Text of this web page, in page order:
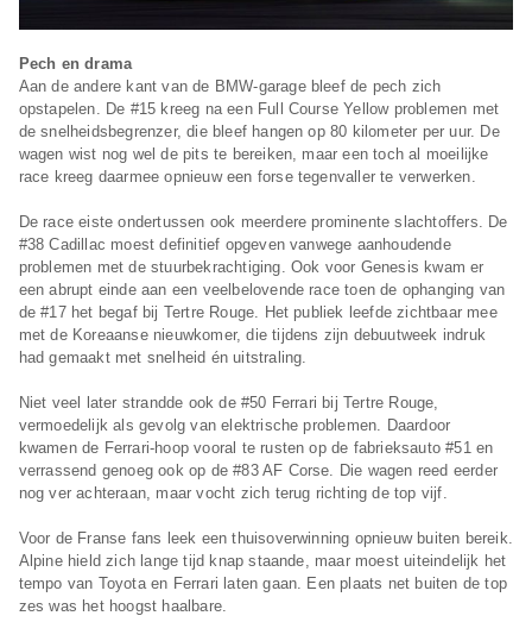
Pech en drama
Aan de andere kant van de BMW-garage bleef de pech zich
opstapelen. De #15 kreeg na een Full Course Yellow problemen met
de snelheidsbegrenzer, die bleef hangen op 80 kilometer per uur. De
wagen wist nog wel de pits te bereiken, maar een toch al moeilijke
race kreeg daarmee opnieuw een forse tegenvaller te verwerken.
De race eiste ondertussen ook meerdere prominente slachtoffers. De
#38 Cadillac moest definitief opgeven vanwege aanhoudende
problemen met de stuurbekrachtiging. Ook voor Genesis kwam er
een abrupt einde aan een veelbelovende race toen de ophanging van
de #17 het begaf bij Tertre Rouge. Het publiek leefde zichtbaar mee
met de Koreaanse nieuwkomer, die tijdens zijn debuutweek indruk
had gemaakt met snelheid én uitstraling.
Niet veel later strandde ook de #50 Ferrari bij Tertre Rouge,
vermoedelijk als gevolg van elektrische problemen. Daardoor
kwamen de Ferrari-hoop vooral te rusten op de fabrieksauto #51 en
verrassend genoeg ook op de #83 AF Corse. Die wagen reed eerder
nog ver achteraan, maar vocht zich terug richting de top vijf.
Voor de Franse fans leek een thuisoverwinning opnieuw buiten bereik.
Alpine hield zich lange tijd knap staande, maar moest uiteindelijk het
tempo van Toyota en Ferrari laten gaan. Een plaats net buiten de top
zes was het hoogst haalbare.